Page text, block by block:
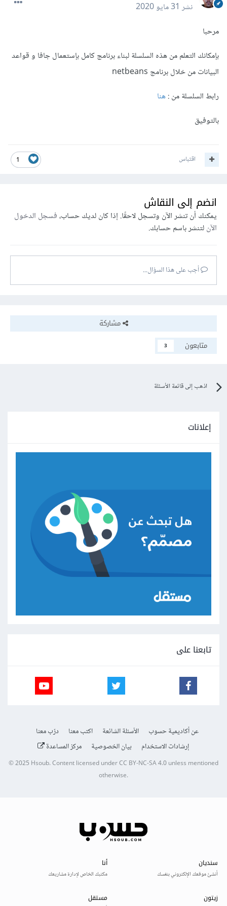
نشر31 مايو 2020
مرحبا
بإمكانك التعلم من هذه السلسلة لبناء برنامج كامل بإستعمال جافا و قواعد
البيانات من خلال برنامج netbeans
رابط السلسلة من :هنا
بالتوفيق
1 اقتباس
انضم إلى النقاش
يمكنك أن تنشر الآن وتسجل لاحقًا. إذا كان لديك حساب،فسجل الدخول
الآنلتنشر باسم حسابك.
أجب على هذا السؤال...
مشاركة
متابعون
3
اذهب إلى قائمة الأسئلة
إعلانات
تابعنا على
عن أكاديمية حسوب الأسئلة الشائعة اكتب معنا
درّب معنا
إرشادات الاستخدام
بيان الخصوصية مركز المساعدة
© 2025Hsoub.Content licensed underCC BY-NC-SA 4.0unless mentioned
otherwise.